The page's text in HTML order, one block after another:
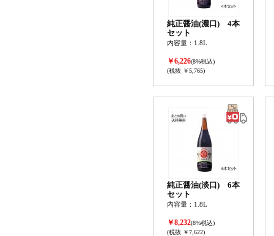
純正醤油(濃口) 4本
セット
内容量：1.8L
￥6,226(8%税込)
(税抜 ￥5,765)
純正醤油(淡口) 6本
セット
内容量：1.8L
￥8,232(8%税込)
(税抜 ￥7,622)